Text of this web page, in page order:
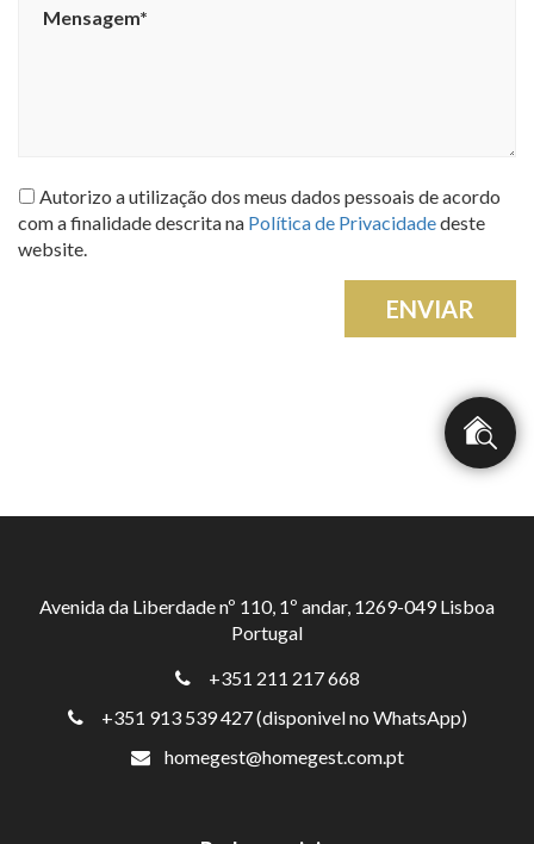
Autorizo a utilização dos meus dados pessoais de acordo
com a finalidade descrita na Política de Privacidadedeste
website.
ENVIAR
Avenida da Liberdade nº 110, 1º andar, 1269-049 Lisboa
Portugal
+351 211 217 668
+351 913 539 427 (disponivel no WhatsApp)
homegest@homegest.com.pt